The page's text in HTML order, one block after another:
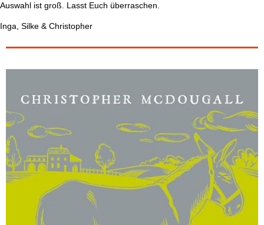
Auswahl ist groß. Lasst Euch überraschen.
Inga, Silke & Christopher